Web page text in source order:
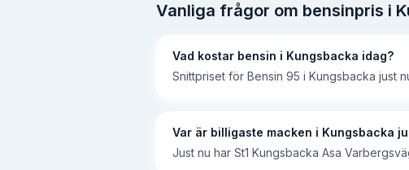
Vanliga frågor om bensinpris i
Vad kostar bensin i Kungsbacka idag?
Snittpriset för Bensin 95 i Kungsbacka just
Var är billigaste macken i Kungsbacka
Just nu har St1 Kungsbacka Asa